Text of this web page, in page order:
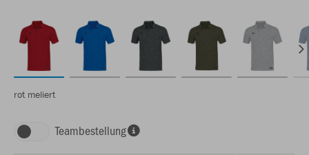
rot meliert
Teambestellung